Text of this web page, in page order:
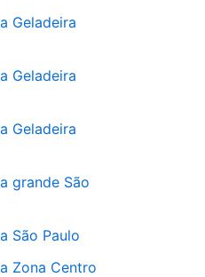
Geladeira
Geladeira
Geladeira
grande São
São Paulo
Zona Centro